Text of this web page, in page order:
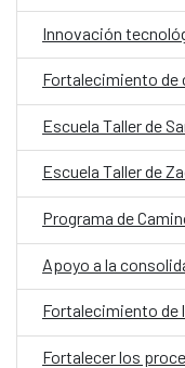
Escuela Taller de
Escuela Taller de